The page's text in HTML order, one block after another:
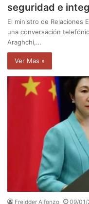
seguridad e
El ministro de Relaciones
una conversación
Araghchi,…
Ver Mas »
Freidder Alfonzo 09/01/